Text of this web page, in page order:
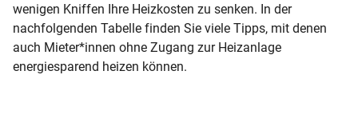
wenigen Kniffen Ihre Heizkosten zu senken. In der
nachfolgenden Tabelle finden Sie viele Tipps, mit denen
auch Mieter*innen ohne Zugang zur Heizanlage
energiesparend heizen können.